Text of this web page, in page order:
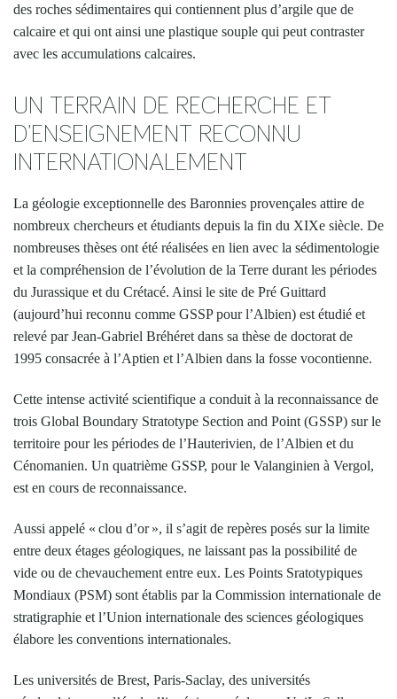
des roches sédimentaires qui contiennent plus d’argile que de
calcaire et qui ont ainsi une plastique souple qui peut contraster
avec les accumulations calcaires.
UN TERRAIN DE RECHERCHE ET
D’ENSEIGNEMENT RECONNU
INTERNATIONALEMENT
La géologie exceptionnelle des Baronnies provençales attire de
nombreux chercheurs et étudiants depuis la fin du XIXe siècle. De
nombreuses thèses ont été réalisées en lien avec la sédimentologie
et la compréhension de l’évolution de la Terre durant les périodes
du Jurassique et du Crétacé. Ainsi le site de Pré Guittard
(aujourd’hui reconnu comme GSSP pour l’Albien) est étudié et
relevé par Jean-Gabriel Bréhéret dans sa thèse de doctorat de
1995 consacrée à l’Aptien et l’Albien dans la fosse vocontienne.
Cette intense activité scientifique a conduit à la reconnaissance de
trois Global Boundary Stratotype Section and Point (GSSP) sur le
territoire pour les périodes de l’Hauterivien, de l’Albien et du
Cénomanien. Un quatrième GSSP, pour le Valanginien à Vergol,
est en cours de reconnaissance.
Aussi appelé « clou d’or », il s’agit de repères posés sur la limite
entre deux étages géologiques, ne laissant pas la possibilité de
vide ou de chevauchement entre eux. Les Points Sratotypiques
Mondiaux (PSM) sont établis par la Commission internationale de
stratigraphie et l’Union internationale des sciences géologiques
élabore les conventions internationales.
Les universités de Brest, Paris-Saclay, des universités